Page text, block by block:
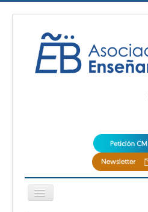
Cambiar
navegación